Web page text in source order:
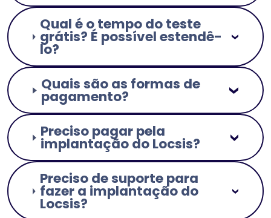
Qual é o tempo do teste
grátis? É possível estendê-
lo?
Quais são as formas de
pagamento?
Preciso pagar pela
implantação do Locsis?
Preciso de suporte para
fazer a implantação do
Locsis?